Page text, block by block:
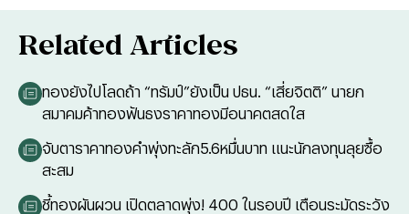
Related Articles
ทองยังไปโลดถ้า “ทรัมป์”ยังเป็น ปธน. “เสี่ยจิตติ” นายก
สมาคมค้าทองฟันธงราคาทองมีอนาคตสดใส
จับตาราคาทองคำพุ่งทะลัก5.6หมื่นบาท แนะนักลงทุนลุยซื้อ
สะสม
ชี้ทองผันผวน เปิดตลาดพุ่ง! 400 ในรอบปี เตือนระมัดระวัง